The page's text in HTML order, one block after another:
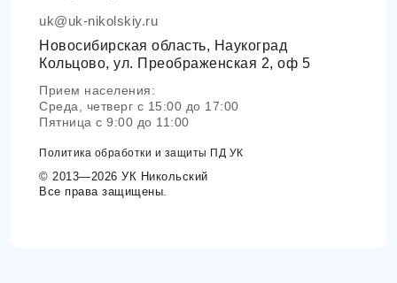
uk@uk-nikolskiy.ru
Новосибирская область, Наукоград
Кольцово, ул. Преображенская 2, оф 5
Прием населения:
Среда, четверг с 15:00 до 17:00
Пятница с 9:00 до 11:00
Политика обработки и защиты ПД УК
© 2013—2026 УК Никольский
Все права защищены.